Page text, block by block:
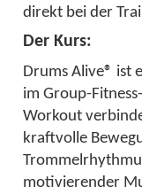
direkt bei der
Der Kurs:
Drums Alive® ist
im Group-
Workout
kraftvolle
motivierender